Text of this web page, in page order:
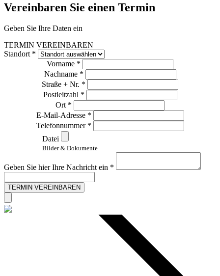
Vereinbaren Sie einen Termin
Geben Sie Ihre Daten ein
TERMIN VEREINBAREN
Standort *
Vorname *
Nachname *
Straße + Nr. *
Postleitzahl *
Ort *
E-Mail-Adresse *
Telefonnummer *
Datei
Bilder & Dokumente
Geben Sie hier Ihre Nachricht ein *
TERMIN VEREINBAREN